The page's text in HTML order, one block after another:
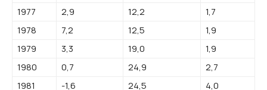
1977
2,9 12,2
1,7
1978
7,2 12,5
1,9
1979
3,3 19,0
1,9
1980
0,7 24,9
2,7
1981
-1,6 24,5 4,0